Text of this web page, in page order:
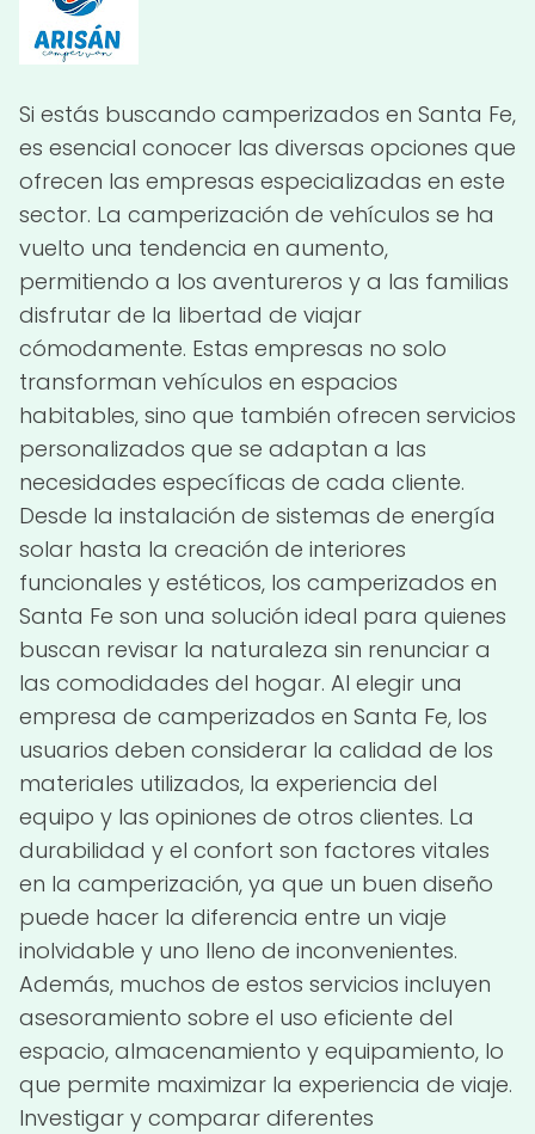
Si estás buscando camperizados en Santa Fe,
es esencial conocer las diversas opciones que
ofrecen las empresas especializadas en este
sector. La camperización de vehículos se ha
vuelto una tendencia en aumento,
permitiendo a los aventureros y a las familias
disfrutar de la libertad de viajar
cómodamente. Estas empresas no solo
transforman vehículos en espacios
habitables, sino que también ofrecen servicios
personalizados que se adaptan a las
necesidades específicas de cada cliente.
Desde la instalación de sistemas de energía
solar hasta la creación de interiores
funcionales y estéticos, los camperizados en
Santa Fe son una solución ideal para quienes
buscan revisar la naturaleza sin renunciar a
las comodidades del hogar. Al elegir una
empresa de camperizados en Santa Fe, los
usuarios deben considerar la calidad de los
materiales utilizados, la experiencia del
equipo y las opiniones de otros clientes. La
durabilidad y el confort son factores vitales
en la camperización, ya que un buen diseño
puede hacer la diferencia entre un viaje
inolvidable y uno lleno de inconvenientes.
Además, muchos de estos servicios incluyen
asesoramiento sobre el uso eficiente del
espacio, almacenamiento y equipamiento, lo
que permite maximizar la experiencia de viaje.
Investigar y comparar diferentes